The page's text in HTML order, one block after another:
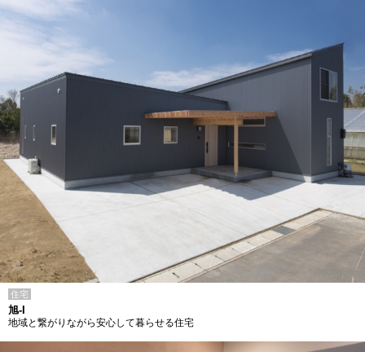
住宅
旭-I
地域と繋がりながら安心して暮らせる住宅